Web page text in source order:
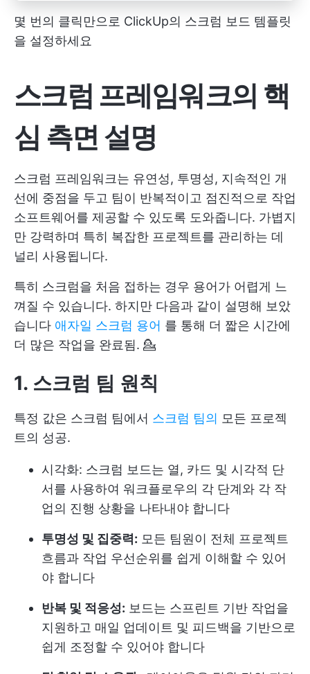
몇 번의 클릭만으로 ClickUp의 스크럼 보드 템플릿
을 설정하세요
스크럼 프레임워크의 핵
심 측면 설명
스크럼 프레임워크는 유연성, 투명성, 지속적인 개
선에 중점을 두고 팀이 반복적이고 점진적으로 작업
소프트웨어를 제공할 수 있도록 도와줍니다. 가볍지
만 강력하며 특히 복잡한 프로젝트를 관리하는 데
널리 사용됩니다.
특히 스크럼을 처음 접하는 경우 용어가 어렵게 느
껴질 수 있습니다. 하지만 다음과 같이 설명해 보았
습니다 애자일 스크럼 용어 를 통해 더 짧은 시간에
더 많은 작업을 완료됨. 💁
1. 스크럼 팀 원칙
특정 값은 스크럼 팀에서 스크럼 팀의 모든 프로젝
트의 성공.
시각화: 스크럼 보드는 열, 카드 및 시각적 단
서를 사용하여 워크플로우의 각 단계와 각 작
업의 진행 상황을 나타내야 합니다
투명성 및 집중력: 모든 팀원이 전체 프로젝트
흐름과 작업 우선순위를 쉽게 이해할 수 있어
야 합니다
반복 및 적응성: 보드는 스프린트 기반 작업을
지원하고 매일 업데이트 및 피드백을 기반으로
쉽게 조정할 수 있어야 합니다